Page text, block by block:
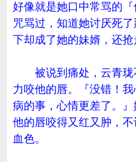
好像就是她口中常骂的
咒骂过，知道她讨厌死
下却成了她的妹婿，还抢
被说到痛处，云青珑
力咬他的唇。『没错！
病的事，心情更差了。
他的唇咬得又红又肿，
血色。